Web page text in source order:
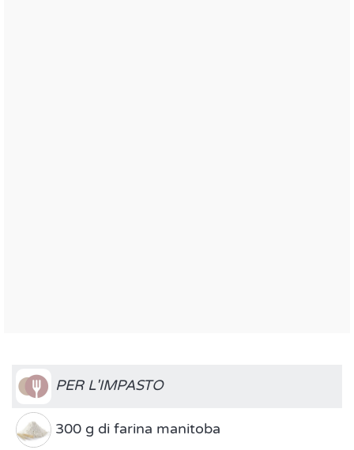
PER L'IMPASTO
300 g di farina manitoba